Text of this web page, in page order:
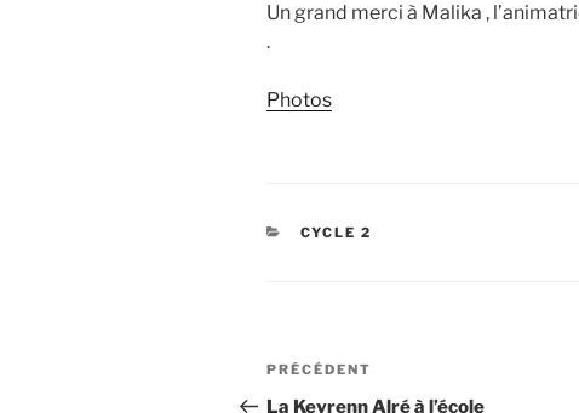
Un grand merci à Malika ,
.
Photos
CATÉGORIES
CYCLE 2
Navigation
de
Article
précédent
PRÉCÉDENT
La Kevrenn Alré à l’école